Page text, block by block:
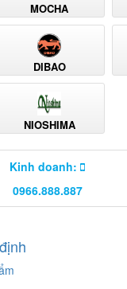
MOCHA
DIBAO
NIOSHIMA
Kinh doanh:
0966.888.887